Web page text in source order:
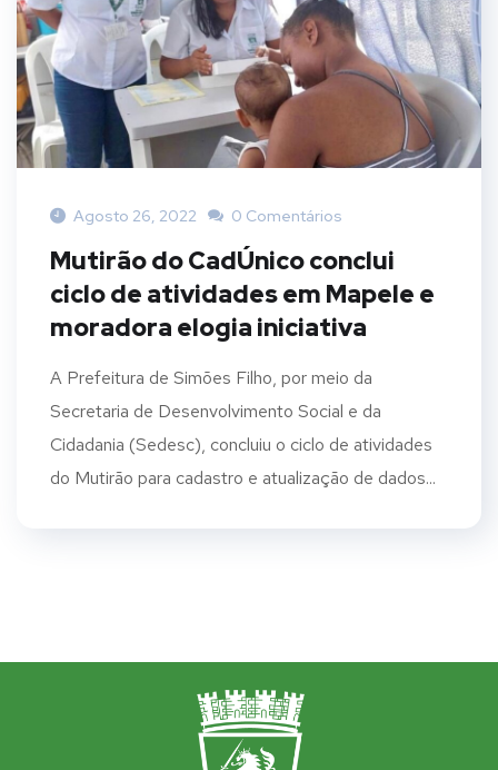
Agosto 26, 2022 0 Comentários
Mutirão do CadÚnico conclui
ciclo de atividades em Mapele e
moradora elogia iniciativa
A Prefeitura de Simões Filho, por meio da
Secretaria de Desenvolvimento Social e da
Cidadania (Sedesc), concluiu o ciclo de atividades
do Mutirão para cadastro e atualização de dados...